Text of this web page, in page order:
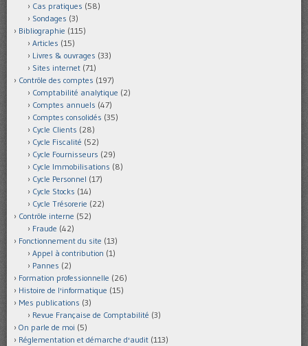
Cas pratiques (58)
Sondages (3)
Bibliographie (115)
Articles (15)
Livres & ouvrages (33)
Sites internet (71)
Contrôle des comptes (197)
Comptabilité analytique (2)
Comptes annuels (47)
Comptes consolidés (35)
Cycle Clients (28)
Cycle Fiscalité (52)
Cycle Fournisseurs (29)
Cycle Immobilisations (8)
Cycle Personnel (17)
Cycle Stocks (14)
Cycle Trésorerie (22)
Contrôle interne (52)
Fraude (42)
Fonctionnement du site (13)
Appel à contribution (1)
Pannes (2)
Formation professionnelle (26)
Histoire de l'informatique (15)
Mes publications (3)
Revue Française de Comptabilité (3)
On parle de moi (5)
Réglementation et démarche d'audit (113)